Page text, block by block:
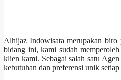
Alhijaz Indowisata merupakan biro
bidang ini, kami sudah
klien kami. Sebagai salah satu
kebutuhan dan preferensi unik setiap